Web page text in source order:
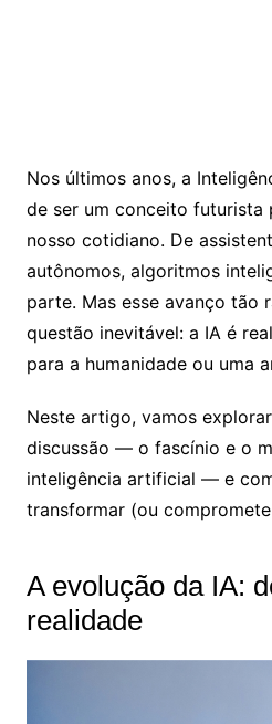
Nos últimos anos, a
de ser um conceito futurista
nosso cotidiano. De
autônomos, algoritmos
parte. Mas esse avanço tão
questão inevitável: a IA é
para a humanidade ou uma
Neste artigo, vamos
discussão — o fascínio e o
inteligência artificial — e
transformar (ou
A evolução da IA:
realidade